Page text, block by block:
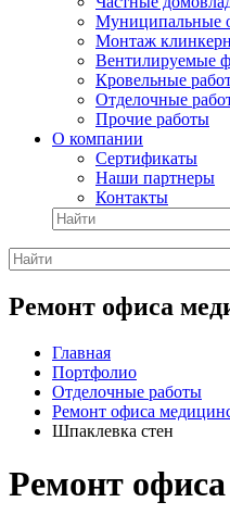
Муниципальные
Монтаж
Вентилируемые
Кровельные
Отделочные
Прочие работы
О компании
Сертификаты
Наши партнеры
Контакты
Ремонт офиса
Главная
Портфолио
Отделочные работы
Ремонт офиса
Шпаклевка стен
Ремонт